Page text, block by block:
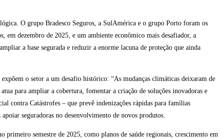
O grupo Bradesco Seguros, a SulAmérica e o grupo Porto foram os
em dezembro de 2025, e um ambiente econômico mais desafiador, a
a base segurada e reduzir a enorme lacuna de proteção que ainda
o setor a um desafio histórico: “As mudanças climáticas deixaram de
para ampliar a cobertura, fomentar a criação de soluções inovadoras e
contra Catástrofes – que prevê indenizações rápidas para famílias
seguradoras no desenvolvimento de novos produtos.
primeiro semestre de 2025, como planos de saúde regionais, crescimento em